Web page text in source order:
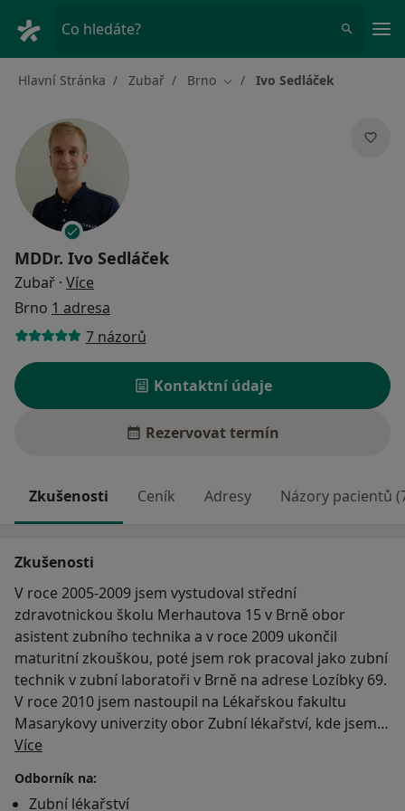
Co hledáte?
Hlavní Stránka Zubař Brno Změna města
Ivo Sedláček
MDDr. Ivo Sedláček
Zubař · Více
Brno 1 adresa
7 názorů
Kontaktní údaje
Rezervovat termín
Zkušenosti Ceník Adresy Názory pacientů
Zkušenosti
V roce 2005-2009 jsem vystudoval střední
zdravotnickou školu Merhautova 15 v Brně obor
asistent zubního technika a v roce 2009 ukončil
maturitní zkouškou, poté jsem rok pracoval jako zubní
technik v zubní laboratoři v Brně na adrese Lozíbky 69.
V roce 2010 jsem nastoupil na Lékařskou fakultu
Masarykovy univerzity obor Zubní lékařství, kde jsem v
roce 2015 úspěšně ukončil studium. V roce 2017 jsem
získal osvědčení Praktický zubní lékař.
Více
Odborník na:
Zubní lékařství